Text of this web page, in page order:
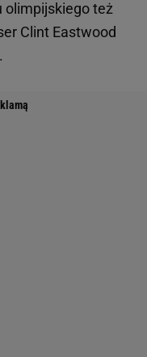
olimpijskiego też
Clint Eastwood